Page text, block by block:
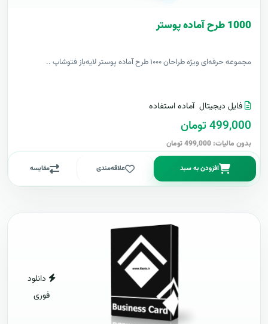
1000 طرح آماده پوستر
مجموعه حرفه‌ای ویژه طراحان ۱۰۰۰ طرح آماده پوستر لایه‌باز فتوشاپ ..
فایل دیجیتال آماده استفاده
499,000 تومان
بدون مالیات: 499,000 تومان
افزودن به سبد علاقه‌مندی مقایسه
دانلود
فوری